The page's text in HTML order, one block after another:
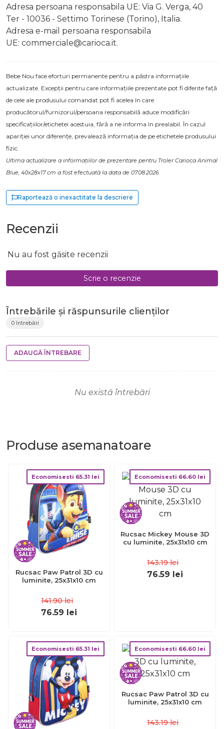
Adresa persoana responsabila UE: Via G. Verga, 40
Ter - 10036 - Settimo Torinese (Torino), Italia.
Adresa e-mail persoana responsabila
UE: commerciale@carioca.it.
Bebe Nou face eforturi permanente pentru a păstra informațiile
actualizate. Excepții pentru care informațiile prezentate pot fi diferite față
de cele ale produsului comandat pot fi acelea în care
producătorul/furnizorul/persoana responsabilă aduce modificări
specificațiilor/etichetei acestuia, fără a ne informa în prealabil. În cazul
apariției unor diferențe, prevalează informația de pe etichetele produsului
fizic.
Ultima actualizare a informațiilor de prezentare pentru Troler Carioca Animal
Blue, 40x28x17 cm a fost efectuată la data de 07.08.2026
Raportează o inexactitate la descriere
Recenzii
Nu au fost găsite recenzii
Scrie o recenzie
Întrebările și răspunsurile clienților
0 întrebări
ADAUGĂ ÎNTREBARE
Nu există întrebări
Produse asemanatoare
Economisesti 65.31 lei
Rucsac Paw Patrol 3D cu
luminite, 25x31x10 cm
141.90 lei
76.59 lei
Economisesti 66.60 lei
Rucsac Mickey Mouse 3D
cu luminite, 25x31x10 cm
143.19 lei
76.59 lei
Economisesti 65.31 lei Economisesti 66.60 lei
Rucsac Paw Patrol 3D cu
luminite, 25x31x10 cm
143.19 lei